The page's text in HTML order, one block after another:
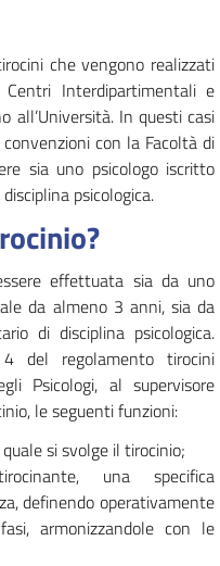
che vengono realizzati
Interdipartimentali e
all’Università. In questi casi
con la Facoltà di
sia uno psicologo iscritto
psicologica.
effettuata sia da uno
da almeno 3 anni, sia da
di disciplina psicologica.
del regolamento tirocini
Psicologi, al supervisore
le seguenti funzioni:
si svolge il tirocinio;
una specifica
definendo operativamente
armonizzandole con le